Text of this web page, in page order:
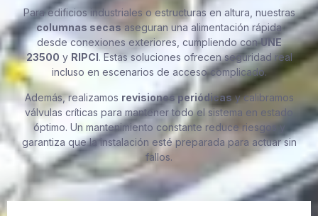
Para edificios industriales o estructuras en altura, nuestras
columnas secasaseguran una alimentación rápida
desde conexiones exteriores, cumpliendo conUNE
23500 y RIPCI. Estas soluciones ofrecen seguridad real
incluso en escenarios de acceso complicado.
Además, realizamos revisiones periódicas y calibramos
válvulas críticas para mantener todo el sistema en estado
óptimo. Un mantenimiento constante reduce riesgos y
garantiza que la instalación esté preparada para actuar sin
fallos.